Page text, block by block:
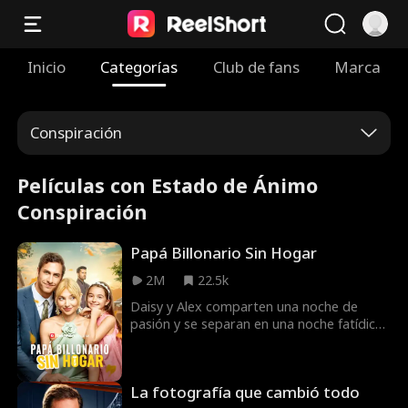
Inicio Categorías Club de fans Marca
Conspiración
Películas con Estado de Ánimo
Conspiración
Papá Billonario Sin Hogar
2M
22.5k
Daisy y Alex comparten una noche de
pasión y se separan en una noche fatídica,
después, Daisy se encuentra con un Alex
La fotografía que cambió todo